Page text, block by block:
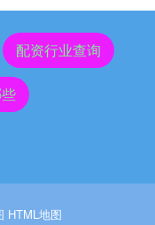
配资行业查询
HTML地图